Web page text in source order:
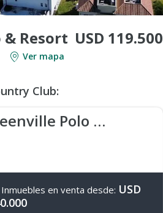
Resort USD 119.500
Ver mapa
Club:
Greenville Polo & Resort
Inmuebles en venta desde: USD